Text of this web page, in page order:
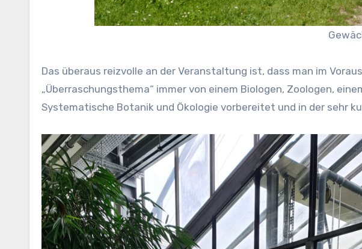
Das überaus reizvolle an der Veranstaltung ist, dass man im
„Überraschungsthema“ immer von einem Biologen, Zoologen,
Systematische Botanik und Ökologie vorbereitet und in der sehr